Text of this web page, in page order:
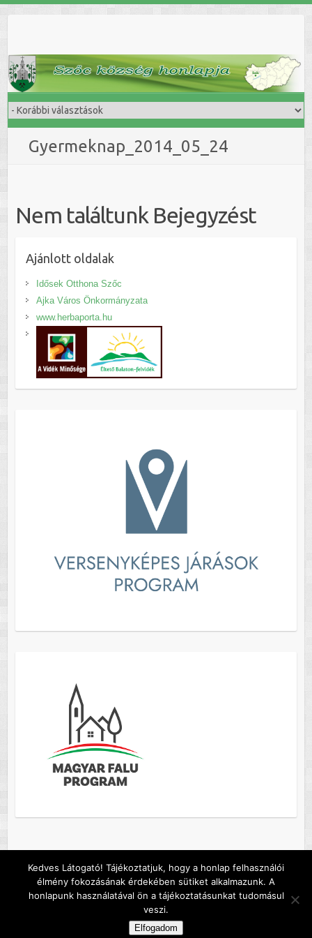
Gyermeknap_2014_05_24
Nem találtunk Bejegyzést
Ajánlott oldalak
Idősek Otthona Szőc
Ajka Város Önkormányzata
www.herbaporta.hu
Copyright © 2026Szőc község honlapja . A sablont készítette:Colorlib
Működteti:WordPress
Default footer text
Kedves Látogató! Tájékoztatjuk, hogy a honlap felhasználói
élmény fokozásának érdekében sütiket alkalmazunk. A
honlapunk használatával ön a tájékoztatásunkat tudomásul
veszi.
Elfogadom